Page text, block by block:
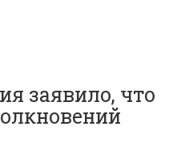
заявило, что